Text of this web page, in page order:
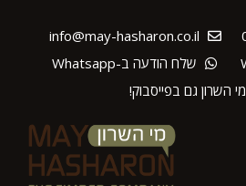
info@may-hasharon.co.il
שלח הודעה ב-Whatsapp
מי השרון גם בפייסבוק!